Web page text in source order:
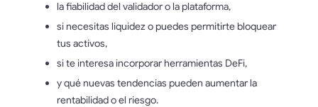
la fiabilidad del validador o la plataforma,
si necesitas liquidez o puedes permitirte bloquear
tus activos,
si te interesa incorporar herramientas DeFi,
y qué nuevas tendencias pueden aumentar la
rentabilidad o el riesgo.